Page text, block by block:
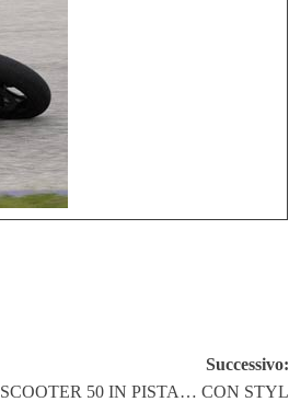
Successivo:
SCOOTER 50 IN PISTA… CON STYL